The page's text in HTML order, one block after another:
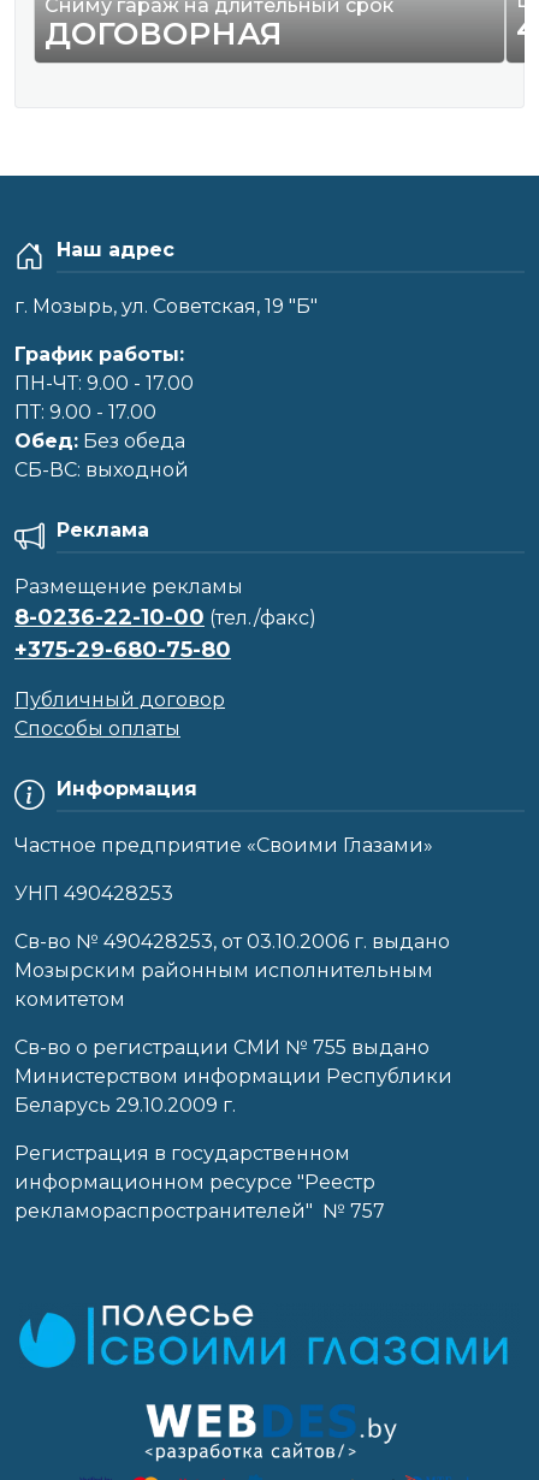
Сниму гараж на длительный срок
ДОГОВОРНАЯ
Наш адрес
г. Мозырь, ул. Советская, 19 "Б"
График работы:
ПН-ЧТ: 9.00 - 17.00
ПТ: 9.00 - 17.00
Обед: Без обеда
CБ-ВС: выходной
Информация
Частное предприятие «Своими Глазами»
УНП 490428253
Cв-во № 490428253, от 03.10.2006 г. выдано
Мозырским районным исполнительным
комитетом
Св-во о регистрации СМИ № 755 выдано
Министерством информации Республики
Беларусь 29.10.2009 г.
Регистрация в государственном
информационном ресурсе "Реестр
рекламораспространителей" № 757
Реклама
Размещение рекламы
8-0236-22-10-00 (тел./факс)
+375-29-680-75-80
Публичный договор
Способы оплаты